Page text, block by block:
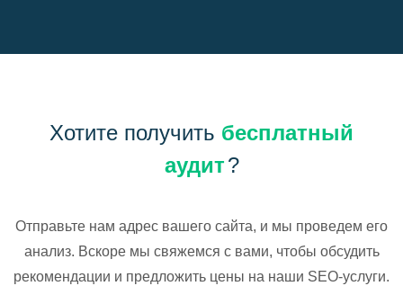
Хотите получить бесплатный
аудит?
Отправьте нам адрес вашего сайта, и мы проведем его
анализ. Вскоре мы свяжемся с вами, чтобы обсудить
рекомендации и предложить цены на наши SEO-услуги.